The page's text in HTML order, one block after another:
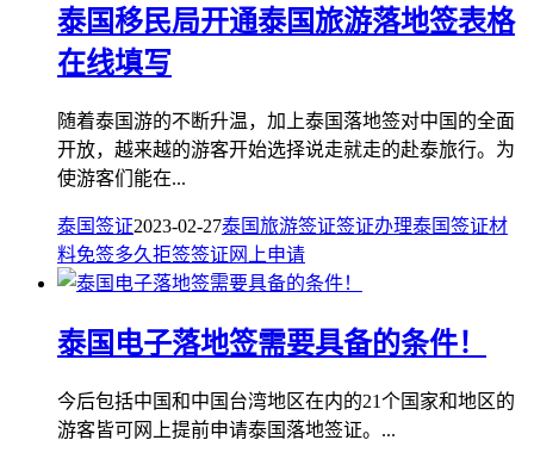
泰国移民局开通泰国旅游落地签表格
在线填写
随着泰国游的不断升温，加上泰国落地签对中国的全面
开放，越来越的游客开始选择说走就走的赴泰旅行。为
使游客们能在...
泰国签证2023-02-27泰国旅游签证签证办理泰国签证材
料免签多久拒签签证网上申请
泰国电子落地签需要具备的条件！
今后包括中国和中国台湾地区在内的21个国家和地区的
游客皆可网上提前申请泰国落地签证。...